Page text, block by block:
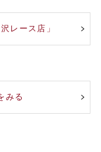
レース店」
みる